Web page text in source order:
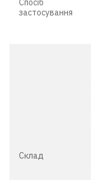
застосування
Cклад